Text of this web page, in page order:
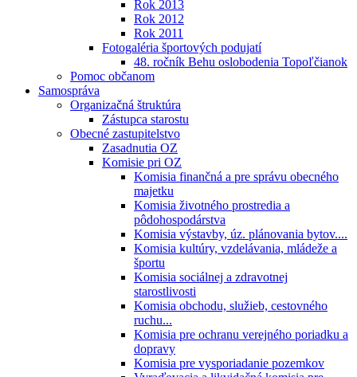
Rok 2013
Rok 2012
Rok 2011
Fotogaléria športových podujatí
48. ročník Behu oslobodenia Topoľčianok
Pomoc občanom
Samospráva
Organizačná štruktúra
Zástupca starostu
Obecné zastupitelstvo
Zasadnutia OZ
Komisie pri OZ
Komisia finančná a pre správu obecného
majetku
Komisia životného prostredia a
pôdohospodárstva
Komisia výstavby, úz. plánovania bytov....
Komisia kultúry, vzdelávania, mládeže a
športu
Komisia sociálnej a zdravotnej
starostlivosti
Komisia obchodu, služieb, cestovného
ruchu...
Komisia pre ochranu verejného poriadku a
dopravy
Komisia pre vysporiadanie pozemkov